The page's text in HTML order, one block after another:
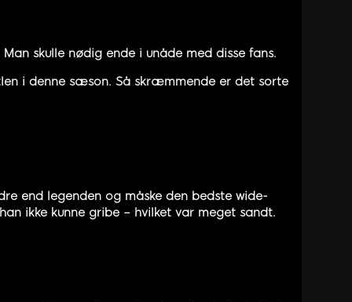
skulle nødig ende i unåde med disse fans.
i denne sæson. Så skræmmende er det sorte
end legenden og måske den bedste wide-
ikke kunne gribe – hvilket var meget sandt.